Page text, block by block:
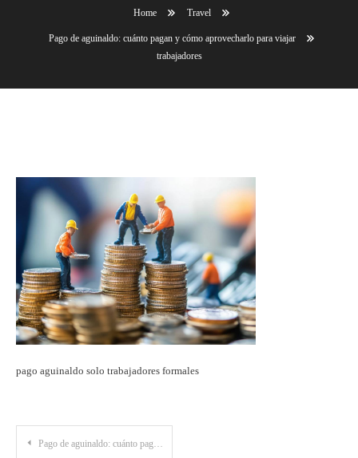
Home Travel
Pago de aguinaldo: cuánto pagan y cómo aprovecharlo para viajar
trabajadores
pago aguinaldo solo trabajadores formales
Post
Pago de aguinaldo: cuánto pagan y cómo aprovecharlo para viajar